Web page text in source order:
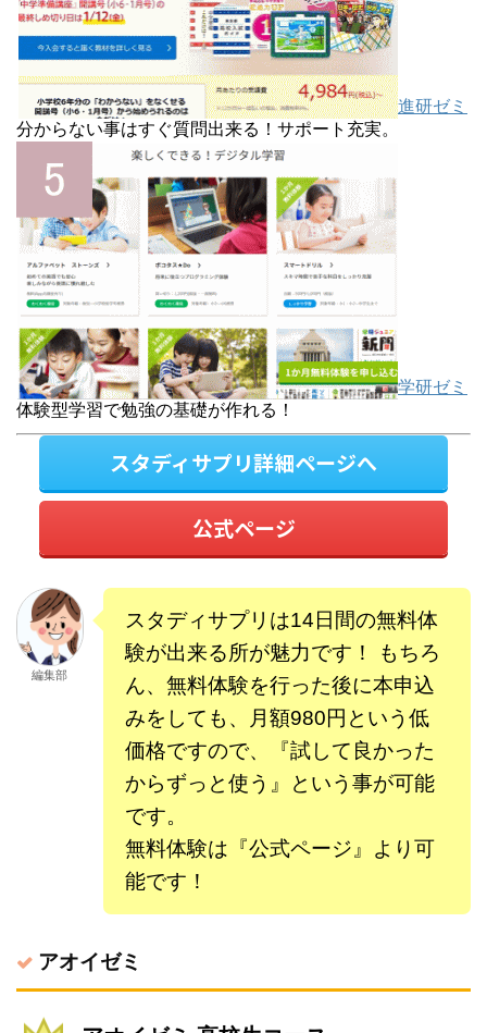
進研ゼミ
分からない事はすぐ質問出来る！サポート充実。
学研ゼミ
体験型学習で勉強の基礎が作れる！
スタディサプリ詳細ページへ
公式ページ
編集部
スタディサプリは14日間の無料体
験が出来る所が魅力です！ もちろ
ん、無料体験を行った後に本申込
みをしても、月額980円という低
価格ですので、『試して良かった
からずっと使う』という事が可能
です。
無料体験は『公式ページ』より可
能です！
アオイゼミ